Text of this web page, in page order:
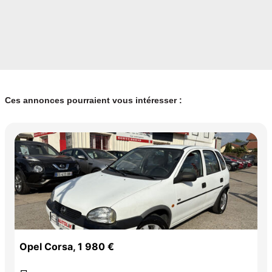
Ces annonces pourraient vous intéresser :
Opel Corsa, 1 980 €